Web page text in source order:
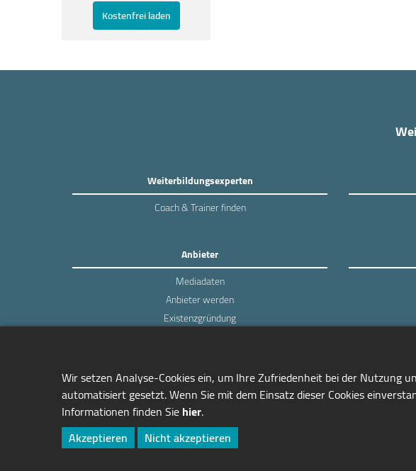
Kostenfrei laden
Weiterbildungsexperten
Coach & Trainer finden
Anbieter
Mediadaten
Anbieter werden
Existenzgründung
managerSeminare Verlags GmbH
Endenicher Str. 41
D-53115 Bonn
Wir setzen Analyse-Cookies ein, um Ihre Zufriedenheit bei der Nutzung
automatisiert gesetzt. Wenn Sie mit dem Einsatz dieser Cookies
Informationen finden Siehier.
Akzeptieren
Nicht akzeptieren